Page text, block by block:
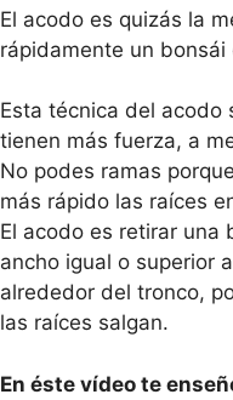
El acodo es quizás la
rápidamente un
Esta técnica del acodo
tienen más fuerza, a
No podes ramas
más rápido las raíces
El acodo es retirar una
ancho igual o superior
alrededor del tronco,
las raíces salgan.
En éste vídeo te